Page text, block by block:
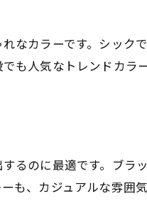
なカラーです。シック
も人気なトレンドカラー
るのに最適です。ブラ
も、カジュアルな雰囲